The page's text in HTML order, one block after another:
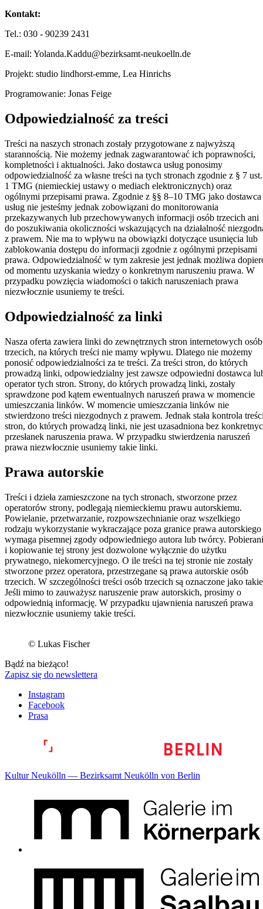
Kontakt:
Tel.: 030 - 90239 2431
E-mail: Yolanda.Kaddu@bezirksamt-neukoelln.de
Projekt: studio lindhorst-emme, Lea Hinrichs
Programowanie: Jonas Feige
Odpowiedzialność za treści
Treści na naszych stronach zostały przygotowane z najwyższą
starannością. Nie możemy jednak zagwarantować ich poprawności,
kompletności i aktualności. Jako dostawca usług ponosimy
odpowiedzialność za własne treści na tych stronach zgodnie z § 7 ust.
1 TMG (niemieckiej ustawy o mediach elektronicznych) oraz
ogólnymi przepisami prawa. Zgodnie z §§ 8–10 TMG jako dostawca
usług nie jesteśmy jednak zobowiązani do monitorowania
przekazywanych lub przechowywanych informacji osób trzecich ani
do poszukiwania okoliczności wskazujących na działalność
z prawem. Nie ma to wpływu na obowiązki dotyczące usunięcia lub
zablokowania dostępu do informacji zgodnie z ogólnymi przepisami
prawa. Odpowiedzialność w tym zakresie jest jednak możliwa
od momentu uzyskania wiedzy o konkretnym naruszeniu prawa. W
przypadku powzięcia wiadomości o takich naruszeniach prawa
niezwłocznie usuniemy te treści.
Odpowiedzialność za linki
Nasza oferta zawiera linki do zewnętrznych stron internetowych osób
trzecich, na których treści nie mamy wpływu. Dlatego nie możemy
ponosić odpowiedzialności za te treści. Za treści stron, do których
prowadzą linki, odpowiedzialny jest zawsze odpowiedni dostawca
operator tych stron. Strony, do których prowadzą linki, zostały
sprawdzone pod kątem ewentualnych naruszeń prawa w momencie
umieszczania linków. W momencie umieszczania linków nie
stwierdzono treści niezgodnych z prawem. Jednak stała kontrola
stron, do których prowadzą linki, nie jest uzasadniona bez
przesłanek naruszenia prawa. W przypadku stwierdzenia naruszeń
prawa niezwłocznie usuniemy takie linki.
Prawa autorskie
Treści i dzieła zamieszczone na tych stronach, stworzone przez
operatorów strony, podlegają niemieckiemu prawu autorskiemu.
Powielanie, przetwarzanie, rozpowszechnianie oraz wszelkiego
rodzaju wykorzystanie wykraczające poza granice prawa autorskiego
wymaga pisemnej zgody odpowiedniego autora lub twórcy.
i kopiowanie tej strony jest dozwolone wyłącznie do użytku
prywatnego, niekomercyjnego. O ile treści na tej stronie nie zostały
stworzone przez operatora, przestrzegane są prawa autorskie osób
trzecich. W szczególności treści osób trzecich są oznaczone jako
Jeśli mimo to zauważysz naruszenie praw autorskich, prosimy o
odpowiednią informację. W przypadku ujawnienia naruszeń prawa
niezwłocznie usuniemy takie treści.
© Lukas Fischer
Bądź na bieżąco!
Zapisz się do newslettera
Instagram
Facebook
Prasa
Kultur Neukölln — Bezirksamt Neukölln von Berlin